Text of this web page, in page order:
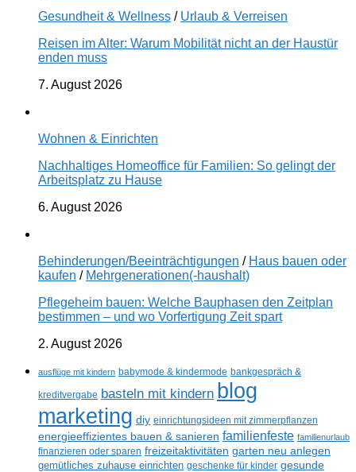
Gesundheit & Wellness / Urlaub & Verreisen
Reisen im Alter: Warum Mobilität nicht an der Haustür
enden muss
7. August 2026
Wohnen & Einrichten
Nachhaltiges Homeoffice für Familien: So gelingt der
Arbeitsplatz zu Hause
6. August 2026
Behinderungen/Beeinträchtigungen / Haus bauen oder
kaufen / Mehrgenerationen(-haushalt)
Pflegeheim bauen: Welche Bauphasen den Zeitplan
bestimmen – und wo Vorfertigung Zeit spart
2. August 2026
ausflüge mit kindern babymode & kindermode bankgespräch &
kreditvergabe basteln mit kindern blog
marketing diy einrichtungsideen mit zimmerpflanzen
energieeffizientes bauen & sanieren familienfeste familienurlaub
finanzieren oder sparen freizeitaktivitäten garten neu anlegen
gemütliches zuhause einrichten geschenke für kinder gesunde